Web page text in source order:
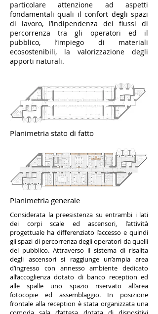
particolare attenzione ad aspetti
fondamentali quali il confort degli spazi
di lavoro, l’indipendenza dei flussi di
percorrenza tra gli operatori ed il
pubblico, l’impiego di materiali
ecosostenibili, la valorizzazione degli
apporti naturali.
Planimetria stato di fatto
Planimetria generale
Considerata la preesistenza su entrambi i lati
dei corpi scale ed ascensori, l’attività
progettuale ha differenziato l’accesso e quindi
gli spazi di percorrenza degli operatori da quelli
del pubblico. Attraverso il sistema di risalita
degli ascensori si raggiunge un’ampia area
d’ingresso con annesso ambiente dedicato
all’accoglienza dotato di banco reception ed
alle spalle uno spazio riservato all’area
fotocopie ed assemblaggio. In posizione
frontale alla reception è stata organizzata una